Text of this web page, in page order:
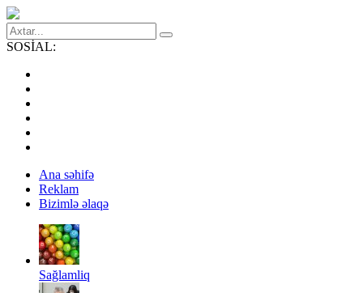
SOSİAL:
Ana səhifə
Reklam
Bizimlə əlaqə
Sağlamliq